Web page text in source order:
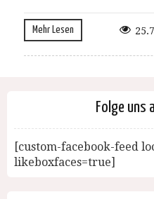
Mehr Lesen
Folge uns
[custom-facebook-feed
likeboxfaces=true]